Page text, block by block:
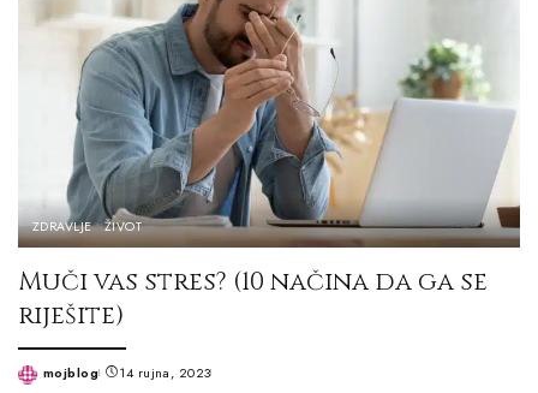
ZDRAVLJE ŽIVOT
Muči vas stres? (10 načina da ga se
riješite)
Postedmojblog 14 rujna, 2023